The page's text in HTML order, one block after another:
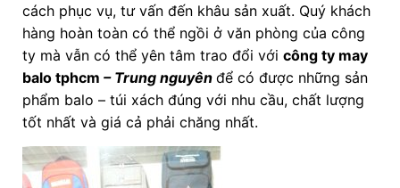
cách phục vụ, tư vấn đến khâu sản xuất. Quý khách
hàng hoàn toàn có thể ngồi ở văn phòng của công
ty mà vẫn có thể yên tâm trao đổi với công ty may
balo tphcm – Trung nguyên để có được những sản
phẩm balo – túi xách đúng với nhu cầu, chất lượng
tốt nhất và giá cả phải chăng nhất.